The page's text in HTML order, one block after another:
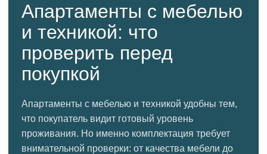
Апартаменты с мебелью
и техникой: что
проверить перед
покупкой
Апартаменты с мебелью и техникой удобны тем,
что покупатель видит готовый уровень
проживания. Но именно комплектация требует
внимательной проверки: от качества мебели до